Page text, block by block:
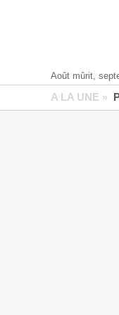
Août mûrit,
A LA UNE »